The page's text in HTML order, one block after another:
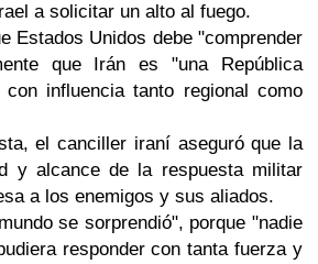
a solicitar un alto al fuego.
Estados Unidos debe "comprender
que Irán es "una República
con influencia tanto regional como
el canciller iraní aseguró que la
y alcance de la respuesta militar
a los enemigos y sus aliados.
se sorprendió", porque "nadie
responder con tanta fuerza y